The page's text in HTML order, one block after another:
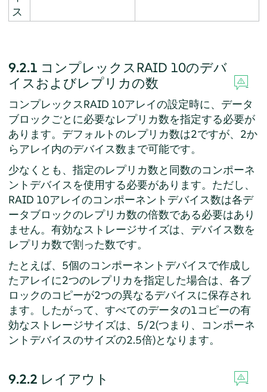
ス
9.2.1 コンプレックスRAID 10のデバ
イスおよびレプリカの数
コンプレックスRAID 10アレイの設定時に、データ
ブロックごとに必要なレプリカ数を指定する必要が
あります。デフォルトのレプリカ数は2ですが、2か
らアレイ内のデバイス数まで可能です。
少なくとも、指定のレプリカ数と同数のコンポーネ
ントデバイスを使用する必要があります。ただし、
RAID 10アレイのコンポーネントデバイス数は各デ
ータブロックのレプリカ数の倍数である必要はあり
ません。有効なストレージサイズは、デバイス数を
レプリカ数で割った数です。
たとえば、5個のコンポーネントデバイスで作成し
たアレイに2つのレプリカを指定した場合は、各ブ
ロックのコピーが2つの異なるデバイスに保存され
ます。したがって、すべてのデータの1コピーの有
効なストレージサイズは、5/2(つまり、コンポーネ
ントデバイスのサイズの2.5倍)となります。
9.2.2 レイアウト